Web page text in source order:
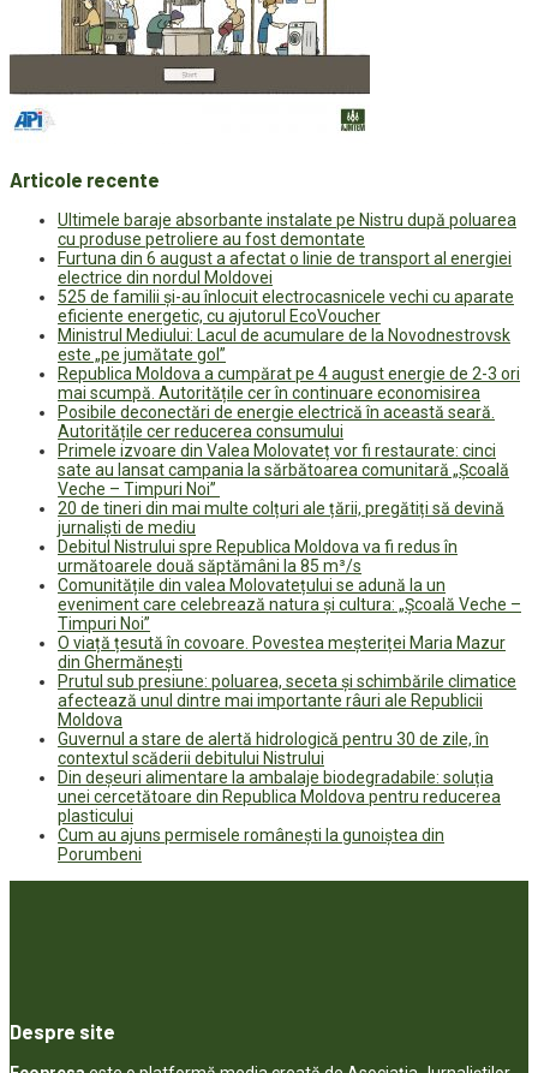
Articole recente
Ultimele baraje absorbante instalate pe Nistru după poluarea
cu produse petroliere au fost demontate
Furtuna din 6 august a afectat o linie de transport al energiei
electrice din nordul Moldovei
525 de familii și-au înlocuit electrocasnicele vechi cu aparate
eficiente energetic, cu ajutorul EcoVoucher
Ministrul Mediului: Lacul de acumulare de la Novodnestrovsk
este „pe jumătate gol”
Republica Moldova a cumpărat pe 4 august energie de 2-3 ori
mai scumpă. Autoritățile cer în continuare economisirea
Posibile deconectări de energie electrică în această seară.
Autoritățile cer reducerea consumului
Primele izvoare din Valea Molovateț vor fi restaurate: cinci
sate au lansat campania la sărbătoarea comunitară „Școală
Veche – Timpuri Noi”
20 de tineri din mai multe colțuri ale țării, pregătiți să devină
jurnaliști de mediu
Debitul Nistrului spre Republica Moldova va fi redus în
următoarele două săptămâni la 85 m³/s
Comunitățile din valea Molovatețului se adună la un
eveniment care celebrează natura și cultura: „Școală Veche –
Timpuri Noi”
O viață țesută în covoare. Povestea meșteriței Maria Mazur
din Ghermănești
Prutul sub presiune: poluarea, seceta și schimbările climatice
afectează unul dintre mai importante râuri ale Republicii
Moldova
Guvernul a stare de alertă hidrologică pentru 30 de zile, în
contextul scăderii debitului Nistrului
Din deșeuri alimentare la ambalaje biodegradabile: soluția
unei cercetătoare din Republica Moldova pentru reducerea
plasticului
Cum au ajuns permisele românești la gunoiștea din
Porumbeni
Despre site